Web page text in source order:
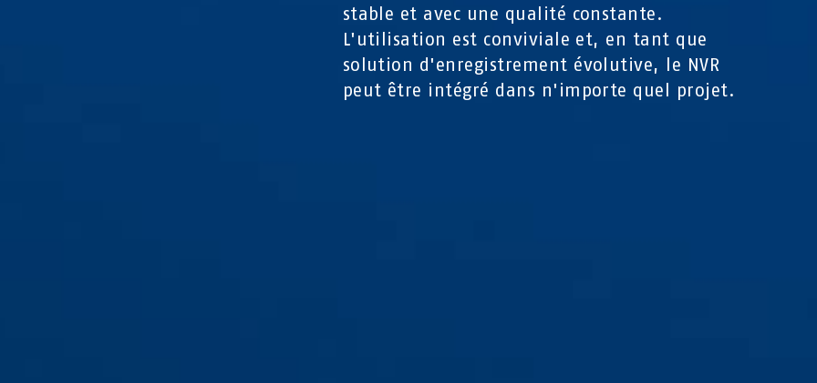
stable et avec une qualité constante.
L'utilisation est conviviale et, en tant que
solution d'enregistrement évolutive, le NVR
peut être intégré dans n'importe quel projet.